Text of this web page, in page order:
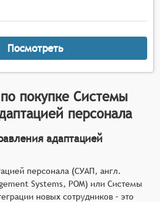
Посмотреть
покупке Системы
персонала
адаптацией
персонала (СУАП, англ.
Systems, POM) или Системы
новых сотрудников – это